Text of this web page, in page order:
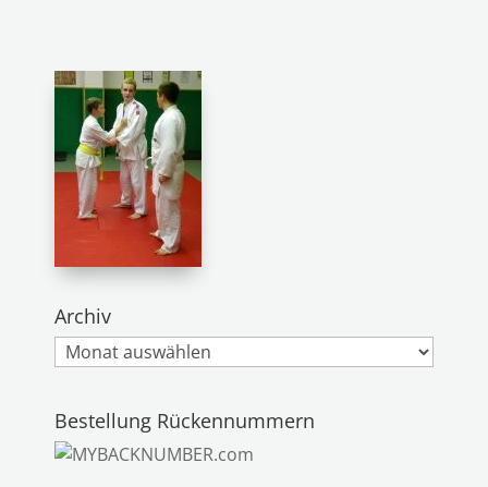
Archiv
Archiv
Bestellung Rückennummern